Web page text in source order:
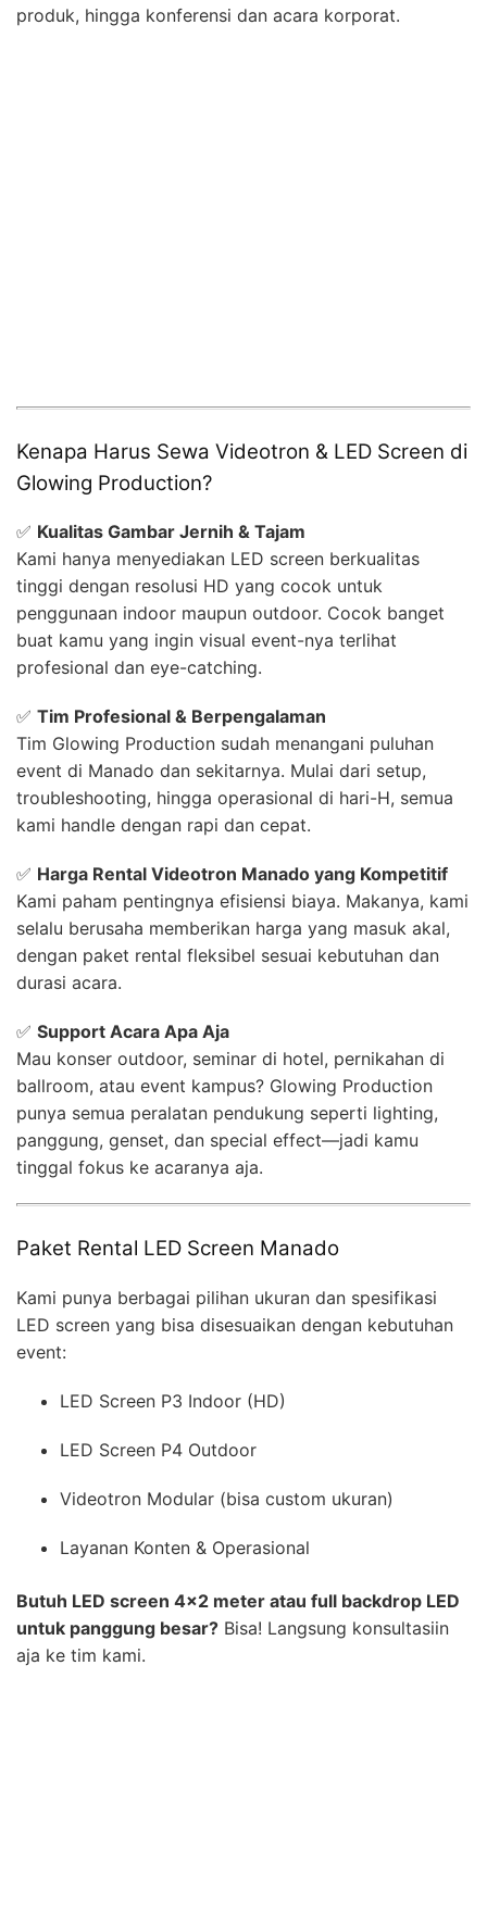
produk, hingga konferensi dan acara korporat.
Kenapa Harus Sewa Videotron & LED Screen di
Glowing Production?
✅ Kualitas Gambar Jernih & Tajam
Kami hanya menyediakan LED screen berkualitas
tinggi dengan resolusi HD yang cocok untuk
penggunaan indoor maupun outdoor. Cocok banget
buat kamu yang ingin visual event-nya terlihat
profesional dan eye-catching.
✅ Tim Profesional & Berpengalaman
Tim Glowing Production sudah menangani puluhan
event di Manado dan sekitarnya. Mulai dari setup,
troubleshooting, hingga operasional di hari-H, semua
kami handle dengan rapi dan cepat.
✅ Harga Rental Videotron Manado yang Kompetitif
Kami paham pentingnya efisiensi biaya. Makanya, kami
selalu berusaha memberikan harga yang masuk akal,
dengan paket rental fleksibel sesuai kebutuhan dan
durasi acara.
✅ Support Acara Apa Aja
Mau konser outdoor, seminar di hotel, pernikahan di
ballroom, atau event kampus? Glowing Production
punya semua peralatan pendukung seperti lighting,
panggung, genset, dan special effect—jadi kamu
tinggal fokus ke acaranya aja.
Paket Rental LED Screen Manado
Kami punya berbagai pilihan ukuran dan spesifikasi
LED screen yang bisa disesuaikan dengan kebutuhan
event:
LED Screen P3 Indoor (HD)
LED Screen P4 Outdoor
Videotron Modular (bisa custom ukuran)
Layanan Konten & Operasional
Butuh LED screen 4×2 meter atau full backdrop LED
untuk panggung besar? Bisa! Langsung konsultasiin
aja ke tim kami.